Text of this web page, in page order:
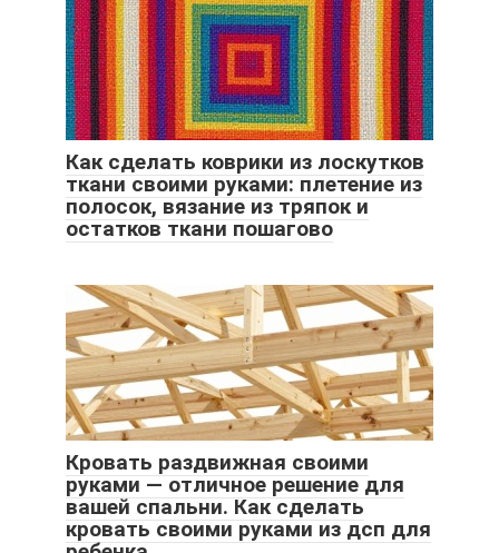
Как сделать коврики из лоскутков
ткани своими руками: плетение из
полосок, вязание из тряпок и
остатков ткани пошагово
Кровать раздвижная своими
руками — отличное решение для
вашей спальни. Как сделать
кровать своими руками из дсп для